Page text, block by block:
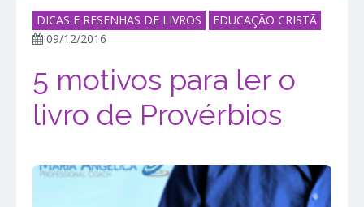
DICAS E RESENHAS DE LIVROS
EDUCAÇÃO CRISTÃ
09/12/2016
5 motivos para ler o
livro de Provérbios